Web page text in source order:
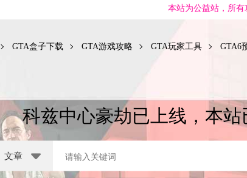
本站为公益站，所有攻略不收取任何费用，
GTA盒子下载 GTA游戏攻略 GTA玩家工具 GTA6
科兹中心豪劫已上线，本站
文章